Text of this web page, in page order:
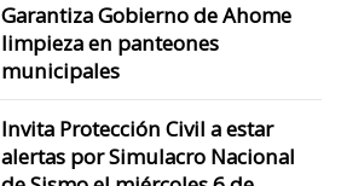
Garantiza Gobierno de Ahome
limpieza en panteones
municipales
Invita Protección Civil a estar
alertas por Simulacro Nacional